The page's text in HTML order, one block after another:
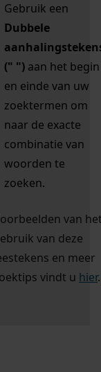
Gebruik een
Dubbele
(" ") aan het begin
en einde van uw
zoektermen om
naar de exacte
combinatie van
woorden te
zoeken.
van
van deze
en meer
vindt u hier.